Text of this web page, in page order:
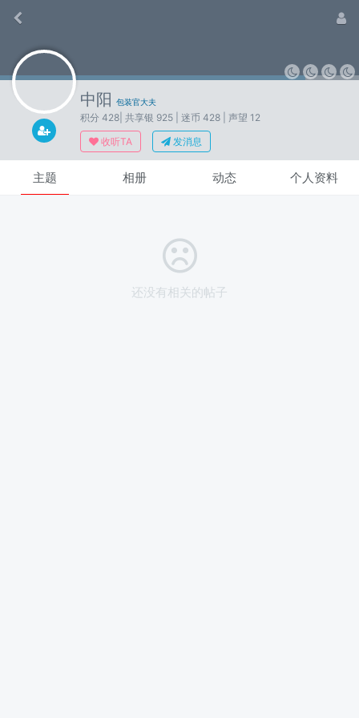
中阳 包装官大夫
积分 428 | 共享银 925 | 迷币 428
| 声望 12
收听TA
发消息
主题 相册 动态 个人资料
还没有相关的帖子